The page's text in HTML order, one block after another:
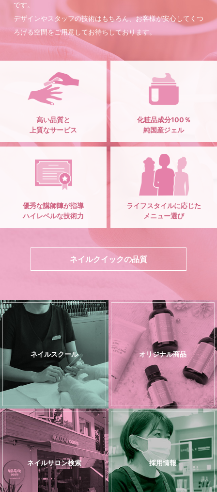
です。
デザインやスタッフの技術はもちろん、お客様が安心してくつ
ろげる空間をご用意してお待ちしております。
高い品質と
上質なサービス
化粧品成分100％
純国産ジェル
優秀な講師陣が指導
ハイレベルな技術力
ライフスタイルに応じた
メニュー選び
ネイルクイックの品質
ネイルスクール オリジナル商品
ネイルサロン検索 採用情報